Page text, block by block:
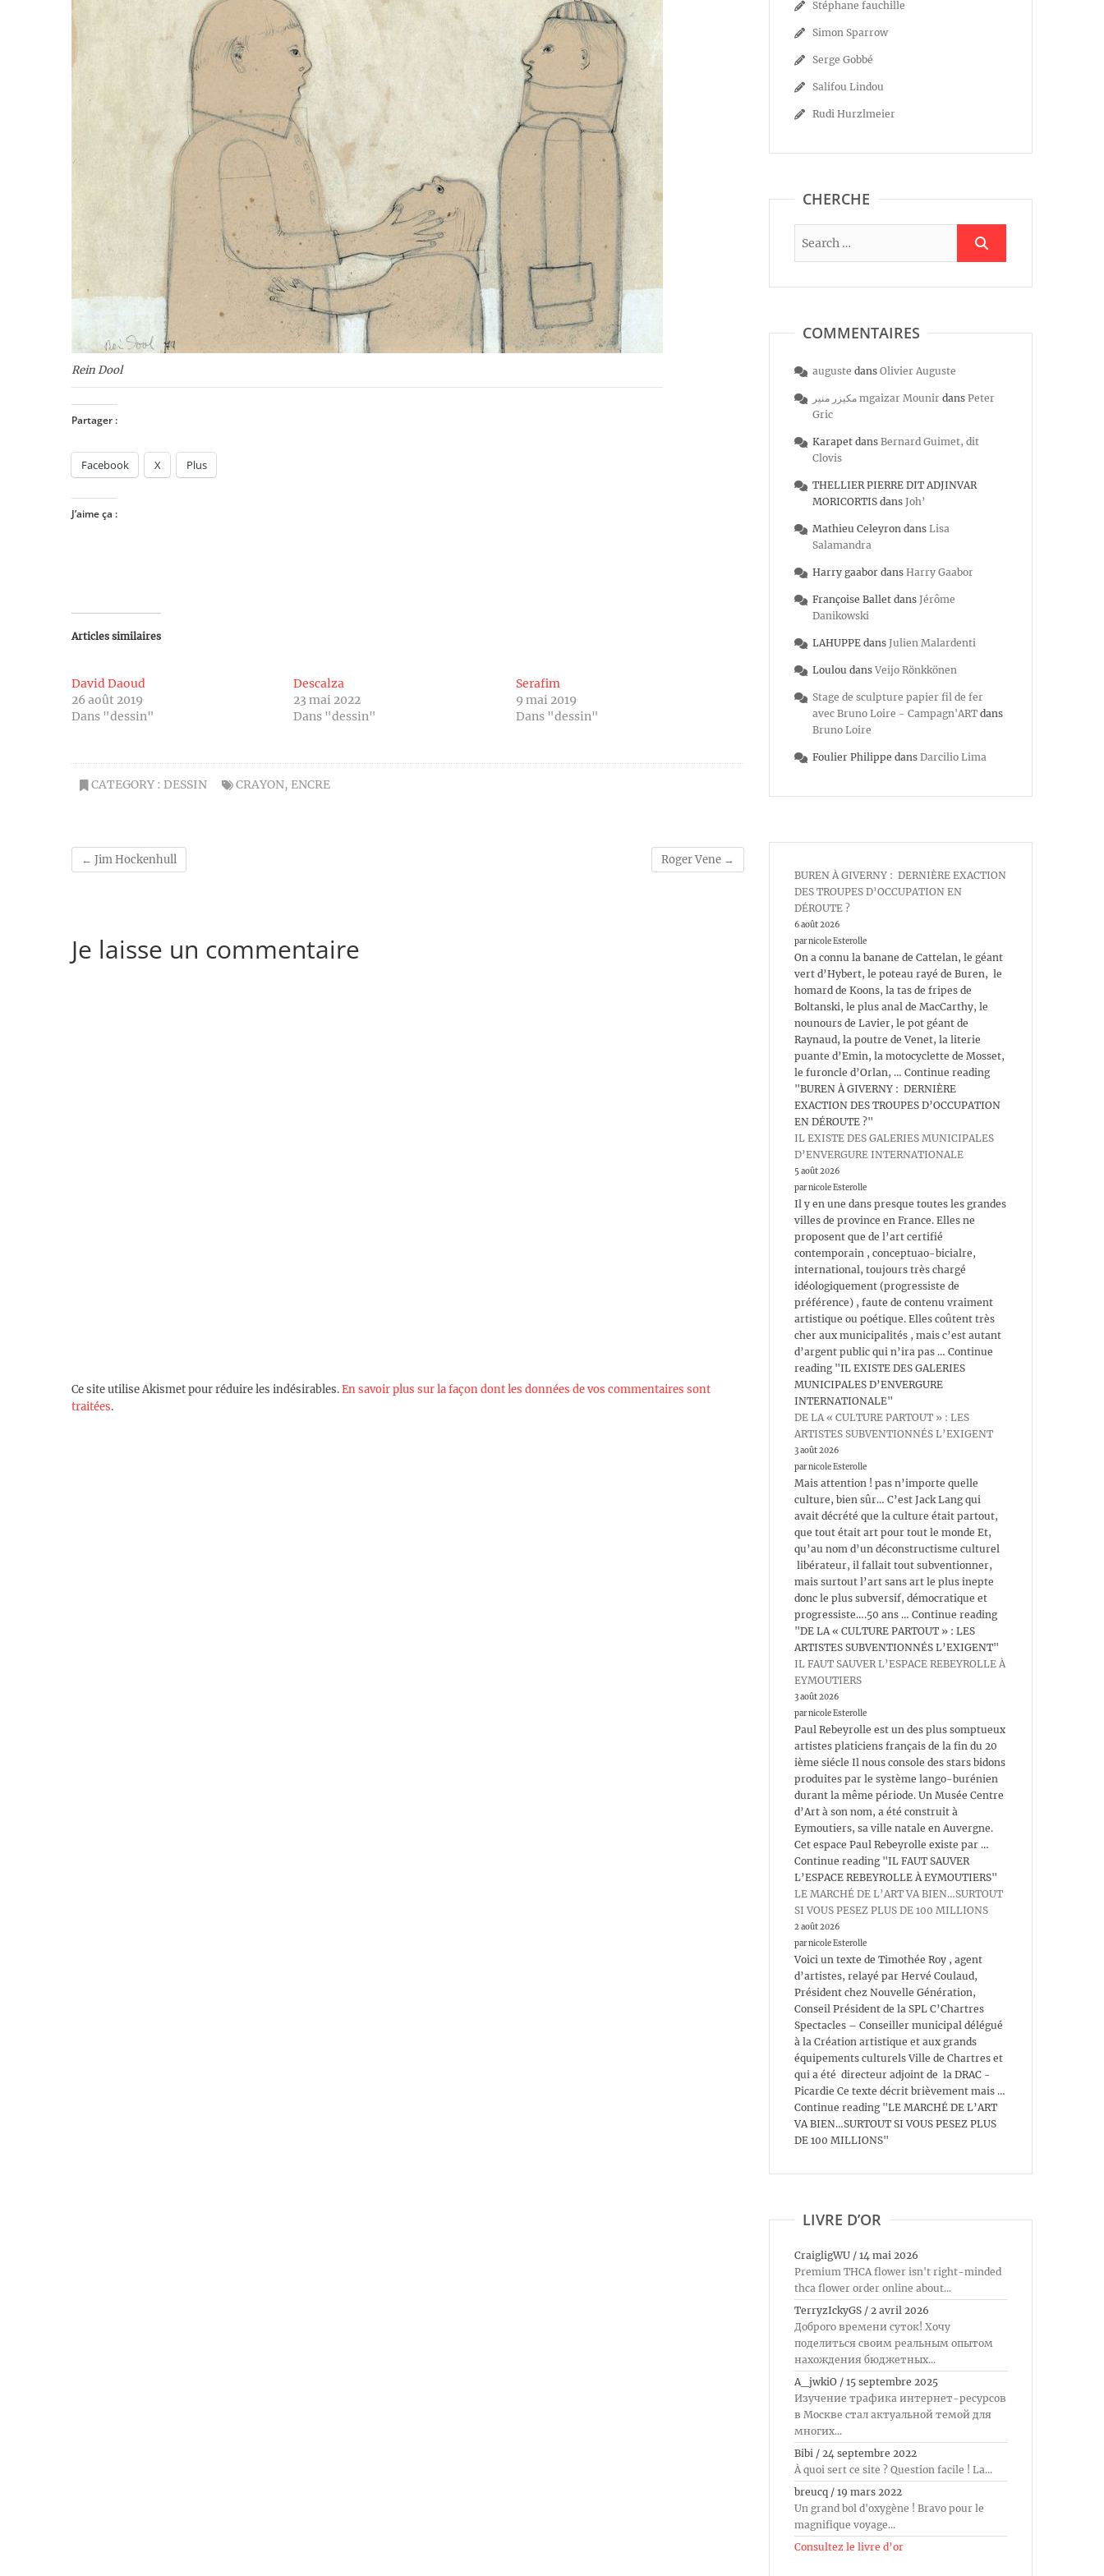
Rein Dool
Partager :
Facebook X Plus
J’aime ça :
Articles similaires
David Daoud
26 août 2019
Dans "dessin"
Descalza
23 mai 2022
Dans "dessin"
Serafim
9 mai 2019
Dans "dessin"
CATEGORY : DESSIN CRAYON, ENCRE
← Jim Hockenhull Roger Vene →
Je laisse un commentaire
Ce site utilise Akismet pour réduire les indésirables.En savoir plus sur la façon dont les données de vos commentaires sont
traitées.
Stéphane fauchille
Simon Sparrow
Serge Gobbé
Salifou Lindou
Rudi Hurzlmeier
CHERCHE
COMMENTAIRES
auguste dans Olivier Auguste
مكيزر منير mgaizar Mounir dans Peter
Gric
Karapet dans Bernard Guimet, dit
Clovis
THELLIER PIERRE DIT ADJINVAR
MORICORTIS dans Joh’
Mathieu Celeyron dans Lisa
Salamandra
Harry gaabor dans Harry Gaabor
Françoise Ballet dans Jérôme
Danikowski
LAHUPPE dans Julien Malardenti
Loulou dans Veijo Rönkkönen
Stage de sculpture papier fil de fer
avec Bruno Loire - Campagn'ART dans
Bruno Loire
Foulier Philippe dans Darcilio Lima
BUREN À GIVERNY : DERNIÈRE EXACTION
DES TROUPES D’OCCUPATION EN
DÉROUTE ?
6 août 2026
par nicole Esterolle
On a connu la banane de Cattelan, le géant
vert d’Hybert, le poteau rayé de Buren, le
homard de Koons, la tas de fripes de
Boltanski, le plus anal de MacCarthy, le
nounours de Lavier, le pot géant de
Raynaud, la poutre de Venet, la literie
puante d’Emin, la motocyclette de Mosset,
le furoncle d’Orlan, … Continue reading
"BUREN À GIVERNY : DERNIÈRE
EXACTION DES TROUPES D’OCCUPATION
EN DÉROUTE ?"
IL EXISTE DES GALERIES MUNICIPALES
D’ENVERGURE INTERNATIONALE
5 août 2026
par nicole Esterolle
Il y en une dans presque toutes les grandes
villes de province en France. Elles ne
proposent que de l’art certifié
contemporain , conceptuao-bicialre,
international, toujours très chargé
idéologiquement (progressiste de
préférence) , faute de contenu vraiment
artistique ou poétique. Elles coûtent très
cher aux municipalités , mais c’est autant
d’argent public qui n’ira pas … Continue
reading "IL EXISTE DES GALERIES
MUNICIPALES D’ENVERGURE
INTERNATIONALE"
DE LA « CULTURE PARTOUT » : LES
ARTISTES SUBVENTIONNÉS L’EXIGENT
3 août 2026
par nicole Esterolle
Mais attention ! pas n’importe quelle
culture, bien sûr… C’est Jack Lang qui
avait décrété que la culture était partout,
que tout était art pour tout le monde Et,
qu’au nom d’un déconstructisme culturel
libérateur, il fallait tout subventionner,
mais surtout l’art sans art le plus inepte
donc le plus subversif, démocratique et
progressiste….50 ans … Continue reading
"DE LA « CULTURE PARTOUT » : LES
ARTISTES SUBVENTIONNÉS L’EXIGENT"
IL FAUT SAUVER L’ESPACE REBEYROLLE À
EYMOUTIERS
3 août 2026
par nicole Esterolle
Paul Rebeyrolle est un des plus somptueux
artistes platiciens français de la fin du 20
ième siécle Il nous console des stars bidons
produites par le système lango-burénien
durant la même période. Un Musée Centre
d’Art à son nom, a été construit à
Eymoutiers, sa ville natale en Auvergne.
Cet espace Paul Rebeyrolle existe par …
Continue reading "IL FAUT SAUVER
L’ESPACE REBEYROLLE À EYMOUTIERS"
LE MARCHÉ DE L’ART VA BIEN…SURTOUT
SI VOUS PESEZ PLUS DE 100 MILLIONS
2 août 2026
par nicole Esterolle
Voici un texte de Timothée Roy , agent
d’artistes, relayé par Hervé Coulaud,
Président chez Nouvelle Génération,
Conseil Président de la SPL C’Chartres
Spectacles – Conseiller municipal délégué
à la Création artistique et aux grands
équipements culturels Ville de Chartres et
qui a été directeur adjoint de la DRAC -
Picardie Ce texte décrit brièvement mais …
Continue reading "LE MARCHÉ DE L’ART
VA BIEN…SURTOUT SI VOUS PESEZ PLUS
DE 100 MILLIONS"
LIVRE D’OR
CraigligWU / 14 mai 2026
Premium THCA flower isn't right-minded
thca flower order online about...
TerryzIckyGS / 2 avril 2026
Доброго времени суток! Хочу
поделиться своим реальным опытом
нахождения бюджетных...
A_jwkiO / 15 septembre 2025
Изучение трафика интернет-ресурсов
в Москве стал актуальной темой для
многих...
Bibi / 24 septembre 2022
À quoi sert ce site ? Question facile ! La...
breucq / 19 mars 2022
Un grand bol d'oxygène ! Bravo pour le
magnifique voyage...
Consultez le livre d’or